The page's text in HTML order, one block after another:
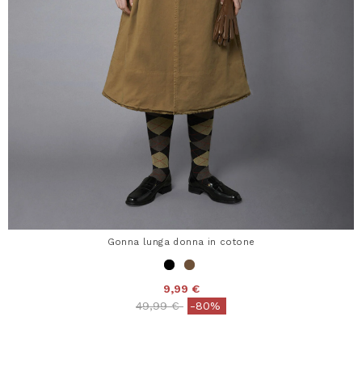
Gonna lunga donna in cotone
9,99 €
Price reduced from
49,99 €to-80%